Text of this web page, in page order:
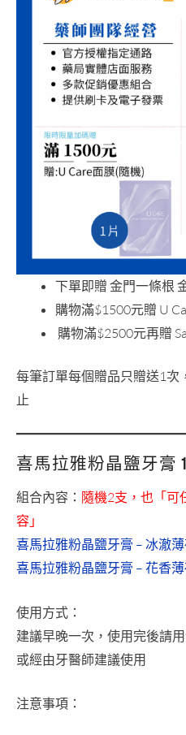
下單即贈 金門一條根
購物滿$1500元贈 U
購物滿$2500元再贈
每筆訂單每個贈品只贈送1次
止
喜馬拉雅粉晶鹽牙膏
組合內容： 隨機2支，也「可
容」
喜馬拉雅粉晶鹽牙膏 – 冰澈
喜馬拉雅粉晶鹽牙膏 – 花香
使用方式：
建議早晚一次，使用完後請
或經由牙醫師建議使用
注意事項：